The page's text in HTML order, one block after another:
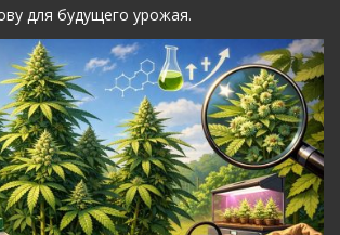
для будущего урожая.